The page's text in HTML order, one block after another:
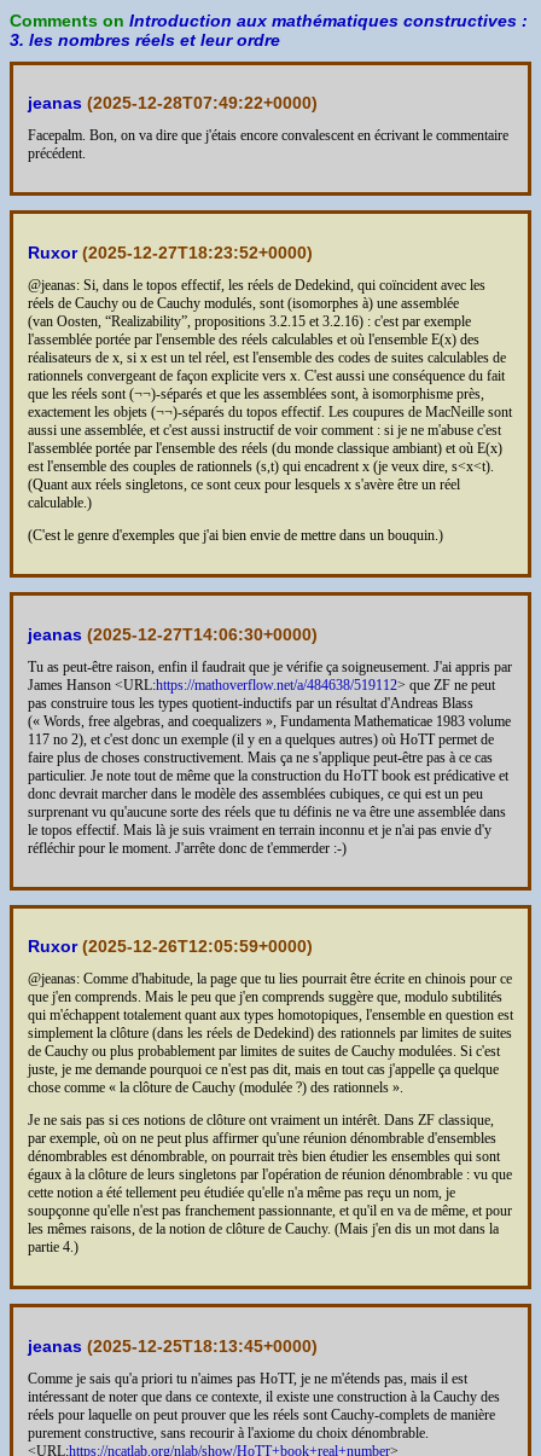
Comments on Introduction aux mathématiques constructives :
3. les nombres réels et leur ordre
jeanas (2025-12-28T07:49:22+0000)
Facepalm. Bon, on va dire que j'étais encore convalescent en écrivant le commentaire
précédent.
Ruxor(2025-12-27T18:23:52+0000)
@jeanas: Si, dans le topos effectif, les réels de Dedekind, qui coïncident avec les
réels de Cauchy ou de Cauchy modulés, sont (isomorphes à) une assemblée
(van Oosten, “Realizability”, propositions 3.2.15 et 3.2.16) : c'est par exemple
l'assemblée portée par l'ensemble des réels calculables et où l'ensemble E(x) des
réalisateurs de x, si x est un tel réel, est l'ensemble des codes de suites calculables de
rationnels convergeant de façon explicite vers x. C'est aussi une conséquence du fait
que les réels sont (¬¬)-séparés et que les assemblées sont, à isomorphisme près,
exactement les objets (¬¬)-séparés du topos effectif. Les coupures de MacNeille sont
aussi une assemblée, et c'est aussi instructif de voir comment : si je ne m'abuse c'est
l'assemblée portée par l'ensemble des réels (du monde classique ambiant) et où E(x)
est l'ensemble des couples de rationnels (s,t) qui encadrent x (je veux dire, s<x<t).
(Quant aux réels singletons, ce sont ceux pour lesquels x s'avère être un réel
calculable.)
(C'est le genre d'exemples que j'ai bien envie de mettre dans un bouquin.)
jeanas (2025-12-27T14:06:30+0000)
Tu as peut-être raison, enfin il faudrait que je vérifie ça soigneusement. J'ai appris par
James Hanson <URL:https://mathoverflow.net/a/484638/519112> que ZF ne peut
pas construire tous les types quotient-inductifs par un résultat d'Andreas Blass
(« Words, free algebras, and coequalizers », Fundamenta Mathematicae 1983 volume
117 no 2), et c'est donc un exemple (il y en a quelques autres) où HoTT permet de
faire plus de choses constructivement. Mais ça ne s'applique peut-être pas à ce cas
particulier. Je note tout de même que la construction du HoTT book est prédicative et
donc devrait marcher dans le modèle des assemblées cubiques, ce qui est un peu
surprenant vu qu'aucune sorte des réels que tu définis ne va être une assemblée dans
le topos effectif. Mais là je suis vraiment en terrain inconnu et je n'ai pas envie d'y
réfléchir pour le moment. J'arrête donc de t'emmerder :-)
Ruxor(2025-12-26T12:05:59+0000)
@jeanas: Comme d'habitude, la page que tu lies pourrait être écrite en chinois pour ce
que j'en comprends. Mais le peu que j'en comprends suggère que, modulo subtilités
qui m'échappent totalement quant aux types homotopiques, l'ensemble en question est
simplement la clôture (dans les réels de Dedekind) des rationnels par limites de suites
de Cauchy ou plus probablement par limites de suites de Cauchy modulées. Si c'est
juste, je me demande pourquoi ce n'est pas dit, mais en tout cas j'appelle ça quelque
chose comme « la clôture de Cauchy (modulée ?) des rationnels ».
Je ne sais pas si ces notions de clôture ont vraiment un intérêt. Dans ZF classique,
par exemple, où on ne peut plus affirmer qu'une réunion dénombrable d'ensembles
dénombrables est dénombrable, on pourrait très bien étudier les ensembles qui sont
égaux à la clôture de leurs singletons par l'opération de réunion dénombrable : vu que
cette notion a été tellement peu étudiée qu'elle n'a même pas reçu un nom, je
soupçonne qu'elle n'est pas franchement passionnante, et qu'il en va de même, et pour
les mêmes raisons, de la notion de clôture de Cauchy. (Mais j'en dis un mot dans la
partie 4.)
jeanas (2025-12-25T18:13:45+0000)
Comme je sais qu'a priori tu n'aimes pas HoTT, je ne m'étends pas, mais il est
intéressant de noter que dans ce contexte, il existe une construction à la Cauchy des
réels pour laquelle on peut prouver que les réels sont Cauchy-complets de manière
purement constructive, sans recourir à l'axiome du choix dénombrable.
<URL:https://ncatlab.org/nlab/show/HoTT+book+real+number>